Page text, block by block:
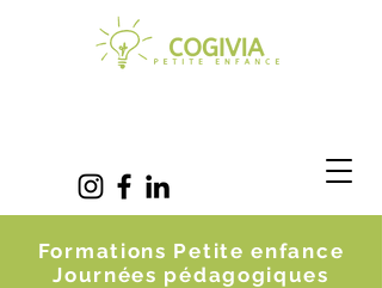
Formations Petite enfance
Journées pédagogiques